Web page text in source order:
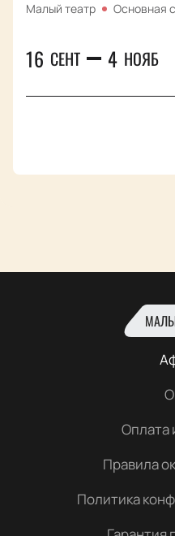
Малый театр Основная
16 СЕНТ 4 НОЯБ
Оплата
Правила
Политика